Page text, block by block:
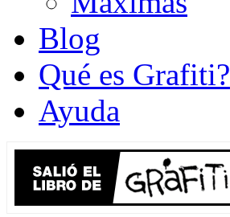
Blog
Qué es Grafiti?
Ayuda